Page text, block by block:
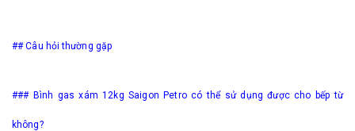
## Câu hỏi thường gặp
### Bình gas xám 12kg Saigon Petro có thể sử dụng được cho bếp từ
không?